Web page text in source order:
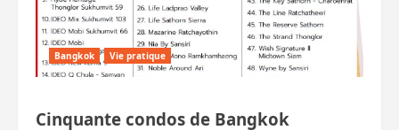
Bangkok Vie pratique
Cinquante condos de Bangkok